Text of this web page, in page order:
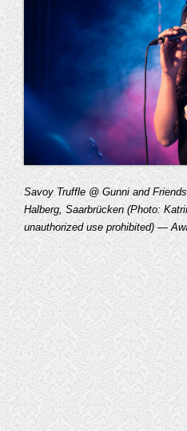
Savoy Truffle @ Gunni and
Halberg, Saarbrücken (Photo:
unauthorized use prohibited) —